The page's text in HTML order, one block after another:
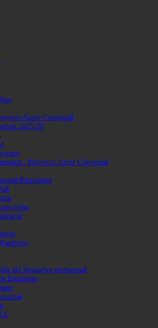
Amor Conyugal
2025-26
/ Proyecto Amor Conyugal
Parroquial
misa
del despacho parroquial
Bautismo